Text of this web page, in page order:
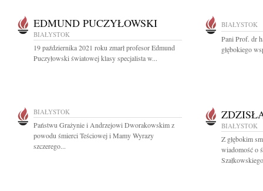
EDMUND PUCZYŁOWSKI
BIAŁYSTOK
19 października 2021 roku zmarł profesor Edmund
Puczyłowski światowej klasy specjalista w...
BIAŁYSTOK
Pani Prof. dr
głębokiego
BIAŁYSTOK
Państwu Grażynie i Andrzejowi Dworakowskim z
powodu śmierci Teściowej i Mamy Wyrazy
szczerego...
BIAŁYSTOK
Z głębokim
wiadomość o